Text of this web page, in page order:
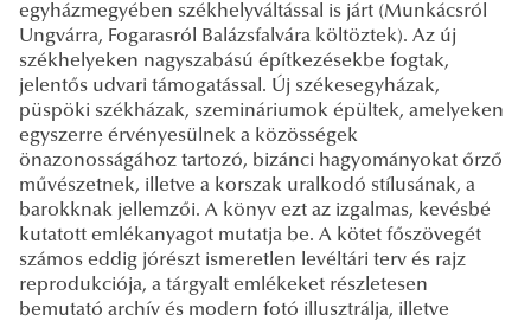
egyházmegyében székhelyváltással is járt (Munkácsról
Ungvárra, Fogarasról Balázsfalvára költöztek). Az új
székhelyeken nagyszabású építkezésekbe fogtak,
jelentős udvari támogatással. Új székesegyházak,
püspöki székházak, szemináriumok épültek, amelyeken
egyszerre érvényesülnek a közösségek
önazonosságához tartozó, bizánci hagyományokat őrző
művészetnek, illetve a korszak uralkodó stílusának, a
barokknak jellemzői. A könyv ezt az izgalmas, kevésbé
kutatott emlékanyagot mutatja be. A kötet főszövegét
számos eddig jórészt ismeretlen levéltári terv és rajz
reprodukciója, a tárgyalt emlékeket részletesen
bemutató archív és modern fotó illusztrálja, illetve